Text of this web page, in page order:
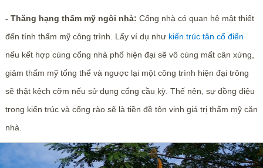
- Thăng hạng thẩm mỹ ngôi nhà: Cổng nhà có quan hệ mật thiết
đến tính thẩm mỹ công trình. Lấy ví dụ như kiến trúc tân cổ điển
nếu kết hợp cùng cổng nhà phố hiện đại sẽ vô cùng mất cân xứng,
giảm thẩm mỹ tổng thể và ngược lại một công trình hiện đại trông
sẽ thật kệch cỡm nếu sử dụng cổng cầu kỳ. Thế nên, sự đồng điệu
trong kiến trúc và cổng rào sẽ là tiền đề tôn vinh giá trị thẩm mỹ căn
nhà.